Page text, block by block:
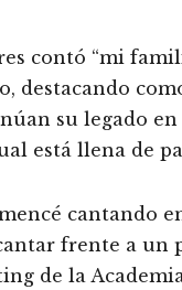
contó “mi
destacando
su legado
está llena de
cantando
frente a un
de la